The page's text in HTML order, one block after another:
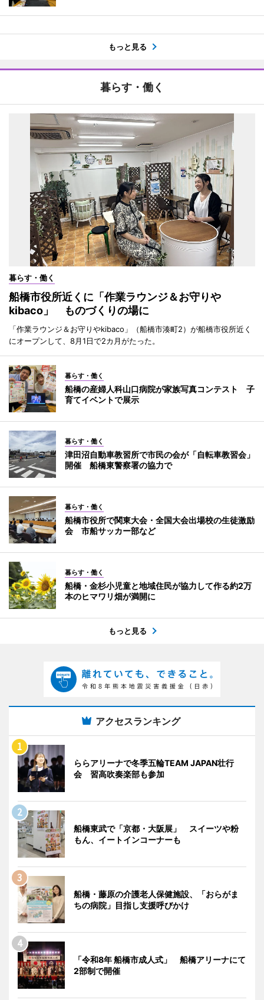
もっと見る
暮らす・働く
暮らす・働く
船橋市役所近くに「作業ラウンジ＆お守りや
kibaco」 ものづくりの場に
「作業ラウンジ＆お守りやkibaco」（船橋市湊町2）が船橋市役所近く
にオープンして、8月1日で2カ月がたった。
暮らす・働く
船橋の産婦人科山口病院が家族写真コンテスト 子
育てイベントで展示
暮らす・働く
津田沼自動車教習所で市民の会が「自転車教習会」
開催 船橋東警察署の協力で
暮らす・働く
船橋市役所で関東大会・全国大会出場校の生徒激励
会 市船サッカー部など
暮らす・働く
船橋・金杉小児童と地域住民が協力して作る約2万
本のヒマワリ畑が満開に
もっと見る
アクセスランキング
ららアリーナで冬季五輪TEAM JAPAN壮行
会 習高吹奏楽部も参加
船橋東武で「京都・大阪展」 スイーツや粉
もん、イートインコーナーも
船橋・藤原の介護老人保健施設、「おらがま
ちの病院」目指し支援呼びかけ
「令和8年 船橋市成人式」 船橋アリーナにて
2部制で開催